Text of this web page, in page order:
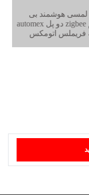
لمسی هوشمند بی
سیم zigbee دو پل automex
فریملس اتومکس